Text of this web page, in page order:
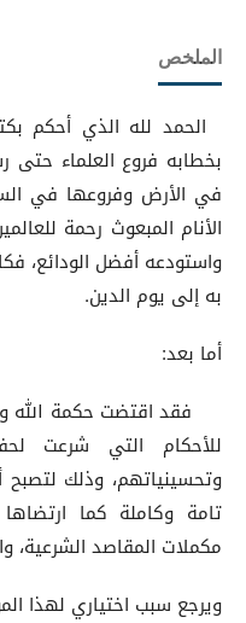
الملخص
الحمد لله الذي أحكم
بخطابه فروع العلماء حتى
في الأرض وفروعها في
الأنام المبعوث رحمة
واستودعه أفضل الودائع،
به إلى يوم الدين.
أما بعد:
فقد اقتضت حكمة الله
للأحكام التي شرعت
وتحسينياتهم، وذلك لتصبح
تامة وكاملة كما
مكملات المقاصد
ويرجع سبب اختياري لهذا